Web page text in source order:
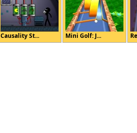
Causality St... Mini Golf: J...